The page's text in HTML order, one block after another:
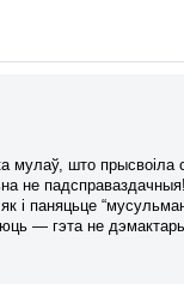
мулаў, што прысвоіла
не
і паняцьце
— гэта не